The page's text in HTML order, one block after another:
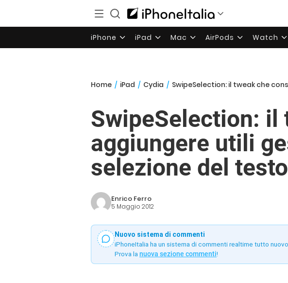
iPhone iPad Mac AirPods Watch
Home / iPad / Cydia / SwipeSelection: il tweak che
SwipeSelection: il
aggiungere utili
selezione del
Enrico Ferro
5 Maggio 2012
Nuovo sistema di commenti
iPhoneItalia ha un sistema di commenti realtime tutto
Prova la nuova sezione commenti!